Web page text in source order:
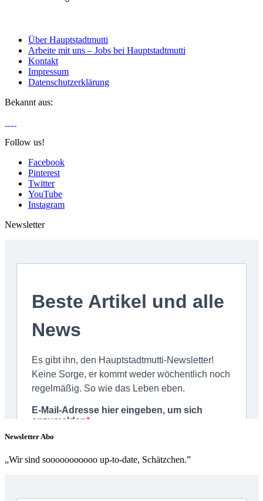
Über Hauptstadtmutti
Arbeite mit uns – Jobs bei Hauptstadtmutti
Kontakt
Impressum
Datenschutzerklärung
Bekannt aus:
Follow us!
Facebook
Pinterest
Twitter
YouTube
Instagram
Newsletter
Newsletter Abo
„Wir sind sooooooooooo up-to-date, Schätzchen.”